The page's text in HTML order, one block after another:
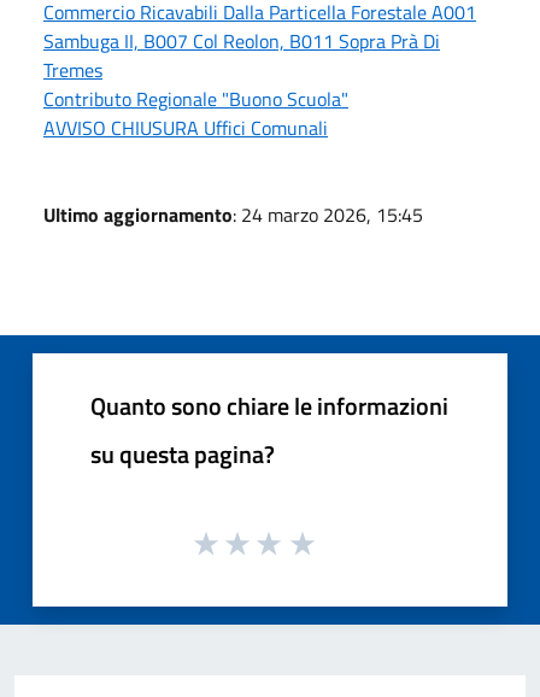
Commercio Ricavabili Dalla Particella Forestale A001
Sambuga II, B007 Col Reolon, B011 Sopra Prà Di
Tremes
Contributo Regionale "Buono Scuola"
AVVISO CHIUSURA Uffici Comunali
Ultimo aggiornamento: 24 marzo 2026, 15:45
Quanto sono chiare le informazioni
su questa pagina?